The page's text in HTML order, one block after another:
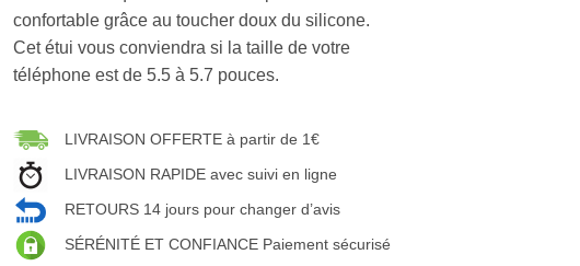
confortable grâce au toucher doux du silicone.
Cet étui vous conviendra si la taille de votre
téléphone est de 5.5 à 5.7 pouces.
LIVRAISON OFFERTE à partir de 1€
LIVRAISON RAPIDE avec suivi en ligne
RETOURS 14 jours pour changer d’avis
SÉRÉNITÉ ET CONFIANCE Paiement sécurisé